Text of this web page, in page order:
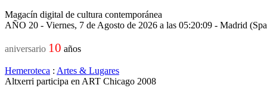
Magacín digital de cultura contemporánea
AÑO 20 - Viernes, 7 de Agosto de 2026 a las 05:20:09 - Madrid
aniversario 10 años
Hemeroteca : Artes & Lugares
Altxerri participa en ART Chicago 2008